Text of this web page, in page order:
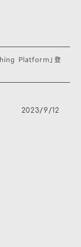
Platform」登
2023/9/12